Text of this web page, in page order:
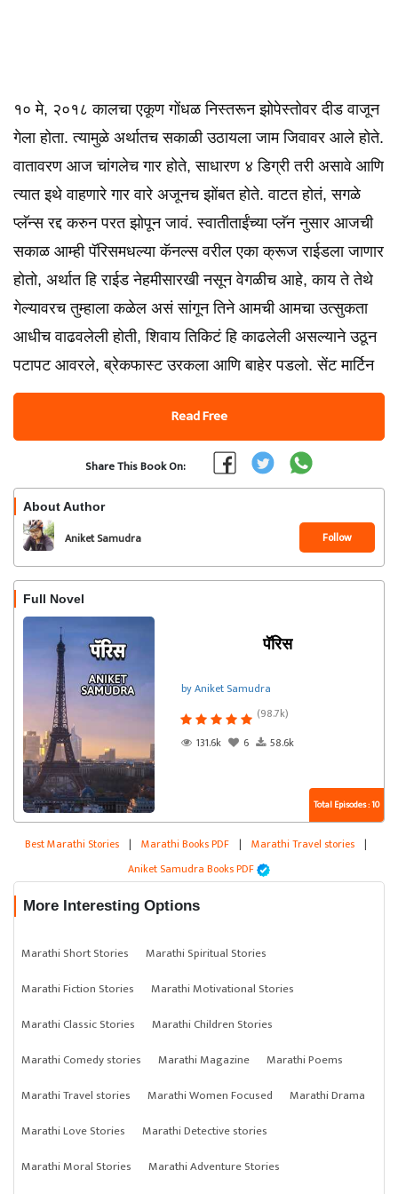
१० मे, २०१८ कालचा एकूण गोंधळ निस्तरून झोपेस्तोवर दीड वाजून
गेला होता. त्यामुळे अर्थातच सकाळी उठायला जाम जिवावर आले होते.
वातावरण आज चांगलेच गार होते, साधारण ४ डिग्री तरी असावे आणि
त्यात इथे वाहणारे गार वारे अजूनच झोंबत होते. वाटत होतं, सगळे
प्लॅन्स रद्द करुन परत झोपून जावं. स्वातीताईंच्या प्लॅन नुसार आजची
सकाळ आम्ही पॅरिसमधल्या कॅनल्स वरील एका क्रूज राईडला जाणार
होतो, अर्थात हि राईड नेहमीसारखी नसून वेगळीच आहे, काय ते तेथे
गेल्यावरच तुम्हाला कळेल असं सांगून तिने आमची आमचा उत्सुकता
आधीच वाढवलेली होती, शिवाय तिकिटं हि काढलेली असल्याने उठून
पटापट आवरले, ब्रेकफास्ट उरकला आणि बाहेर पडलो. सेंट मार्टिन
Read Free
Share This Book On:
About Author
Aniket Samudra Follow
Full Novel
पॅरिस
by Aniket Samudra
(98.7k)
131.6k
6 58.6k
Total Episodes : 10
Best Marathi Stories | Marathi Books PDF | Marathi Travel stories |
Aniket Samudra Books PDF
More Interesting Options
Marathi Short Stories
Marathi Spiritual Stories
Marathi Fiction Stories
Marathi Motivational Stories
Marathi Classic Stories
Marathi Children Stories
Marathi Comedy stories
Marathi Magazine
Marathi Poems
Marathi Travel stories
Marathi Women Focused
Marathi Drama
Marathi Love Stories
Marathi Detective stories
Marathi Moral Stories
Marathi Adventure Stories